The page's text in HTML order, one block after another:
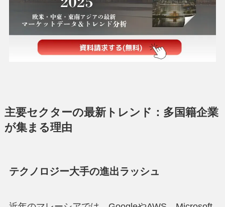
主要セクターの最新トレンド：多国籍企業
が集まる理由
テクノロジー大手の進出ラッシュ